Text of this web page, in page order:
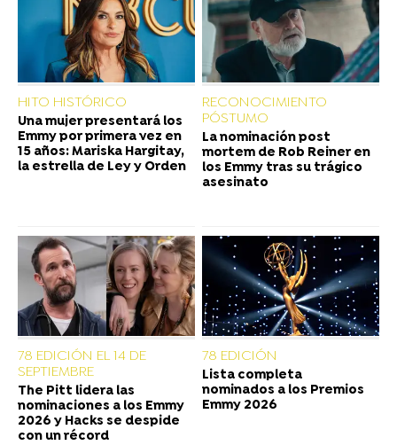
HITO HISTÓRICO
Una mujer presentará los
Emmy por primera vez en
15 años: Mariska Hargitay,
la estrella de Ley y Orden
RECONOCIMIENTO
PÓSTUMO
La nominación post
mortem de Rob Reiner en
los Emmy tras su trágico
asesinato
78 EDICIÓN EL 14 DE
SEPTIEMBRE
The Pitt lidera las
nominaciones a los Emmy
2026 y Hacks se despide
con un récord
78 EDICIÓN
Lista completa
nominados a los Premios
Emmy 2026